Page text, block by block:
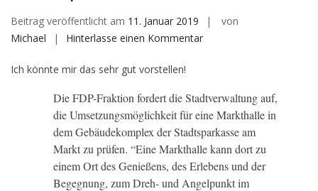
Beitrag veröffentlicht am 11. Januar 2019
von
Michael
Hinterlasse einen Kommentarauf
im
alten
Gebäudekomplex
der
Stadtsparkasse
Ich könnte mir das sehr gut vorstellen!
Die FDP-Fraktion fordert die Stadtverwaltung auf,
die Umsetzungsmöglichkeit für eine Markthalle in
dem Gebäudekomplex der Stadtsparkasse am
Markt zu prüfen. “Eine Markthalle kann dort zu
einem Ort des Genießens, des Erlebens und der
Begegnung, zum Dreh- und Angelpunkt im